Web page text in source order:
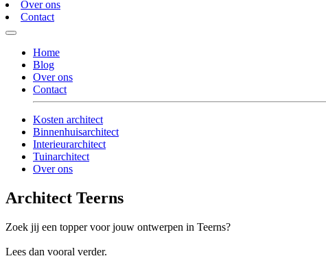
Over ons
Contact
Home
Blog
Over ons
Contact
Kosten architect
Binnenhuisarchitect
Interieurarchitect
Tuinarchitect
Over ons
Architect Teerns
Zoek jij een topper voor jouw ontwerpen in Teerns?
Lees dan vooral verder.